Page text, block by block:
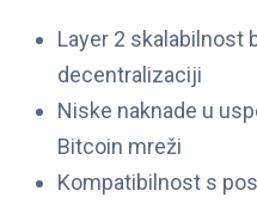
Layer 2 skalabilnost
decentralizaciji
Niske naknade u
Bitcoin mreži
Kompatibilnost s